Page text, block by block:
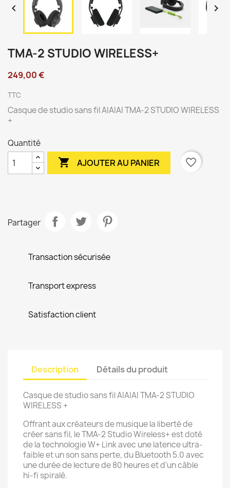
 
TMA-2 STUDIO WIRELESS+
249,00 €
TTC
Casque de studio sans fil AIAIAI TMA-2 STUDIO WIRELESS
+
Quantité
 AJOUTER AU PANIER favorite_border
Partager
Transaction sécurisée
Transport express
Satisfaction client
Description Détails du produit
Casque de studio sans fil AIAIAI TMA-2 STUDIO
WIRELESS +
Offrant aux créateurs de musique la liberté de
créer sans fil, le TMA-2 Studio Wireless+ est doté
de la technologie W+ Link avec une latence ultra-
faible et un son sans perte, du Bluetooth 5.0 avec
une durée de lecture de 80 heures et d'un câble
hi-fi spiralé.